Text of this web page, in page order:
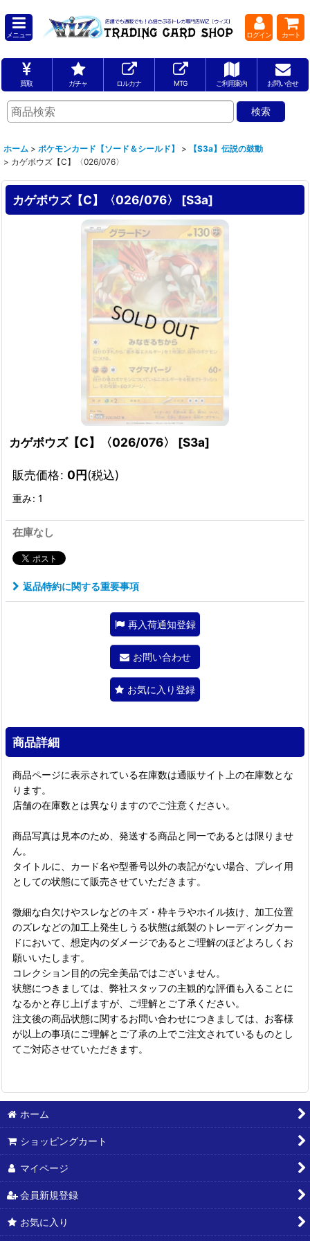
メニュー ログイン カート
買取 ガチャ ロルカナ MTG ご利用案内 お問い合せ
ホーム > ポケモンカード【ソード＆シールド】 >
【S3a】伝説の鼓動
> カゲボウズ【C】〈026/076〉
カゲボウズ【C】〈026/076〉 [S3a]
カゲボウズ【C】〈026/076〉 [S3a]
販売価格: 0円(税込)
重み: 1
在庫なし
返品特約に関する重要事項
再入荷通知登録
お問い合わせ
お気に入り登録
商品詳細
商品ページに表示されている在庫数は通販サイト上の在庫数とな
ります。
店舗の在庫数とは異なりますのでご注意ください。
商品写真は見本のため、発送する商品と同一であるとは限りませ
ん。
タイトルに、カード名や型番号以外の表記がない場合、プレイ用
としての状態にて販売させていただきます。
微細な白欠けやスレなどのキズ・枠キラやホイル抜け、加工位置
のズレなどの加工上発生しうる状態は紙製のトレーディングカー
ドにおいて、想定内のダメージであるとご理解のほどよろしくお
願いいたします。
コレクション目的の完全美品ではございません。
状態につきましては、弊社スタッフの主観的な評価も入ることに
なるかと存じ上げますが、ご理解とご了承ください。
注文後の商品状態に関するお問い合わせにつきましては、お客様
が以上の事項にご理解とご了承の上でご注文されているものとし
てご対応させていただきます。
ホーム
ショッピングカート
マイページ
会員新規登録
お気に入り